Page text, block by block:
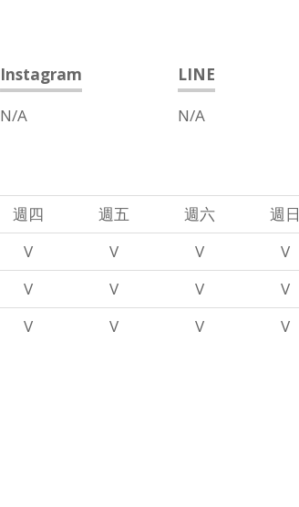
Instagram
N/A
LINE
N/A
週四 週五 週六
週日
V V V
V
V V V
V
V V V V